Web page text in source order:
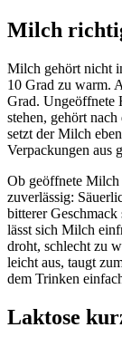
Milch
Milch gehört nicht
10 Grad zu warm.
Grad. Ungeöffnete
stehen, gehört
setzt der Milch
Verpackungen aus
Ob geöffnete Milch
zuverlässig:
bitterer
lässt sich Milch
droht, schlecht zu
leicht aus, taugt
dem Trinken
Laktose